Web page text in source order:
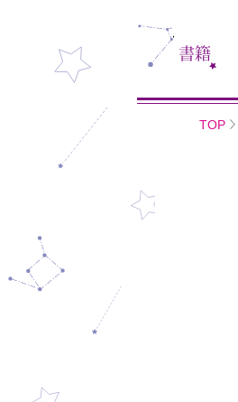
書籍
TOP